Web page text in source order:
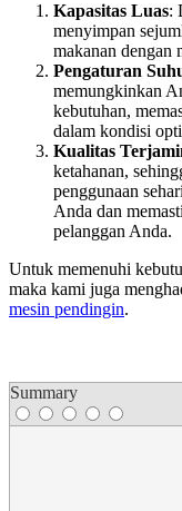
Kapasitas Luas:
menyimpan
makanan dengan
Pengaturan
memungkinkan
kebutuhan,
dalam kondisi
Kualitas
ketahanan,
penggunaan
Anda dan
pelanggan Anda.
Untuk memenuhi
maka kami juga
mesin pendingin.
Summary